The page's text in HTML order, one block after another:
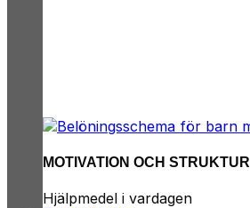
MOTIVATION OCH STRUKTUR
Hjälpmedel i vardagen